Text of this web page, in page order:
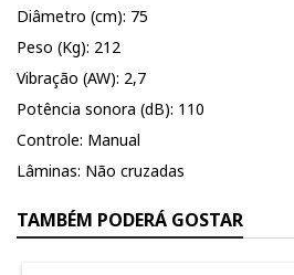
Diâmetro (cm): 75
Peso (Kg): 212
Vibração (AW): 2,7
Potência sonora (dB): 110
Controle: Manual
Lâminas: Não cruzadas
TAMBÉM PODERÁ GOSTAR